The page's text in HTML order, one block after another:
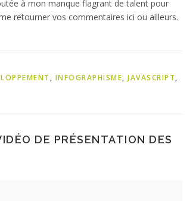
à mon manque flagrant de talent pour
retourner vos commentaires ici ou ailleurs.
, INFOGRAPHISME, JAVASCRIPT,
DE PRÉSENTATION DES